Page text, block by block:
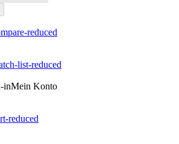
Mein Konto